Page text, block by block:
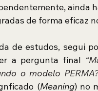
ainda
de forma eficaz
de estudos, segui
a pergunta final
o modelo
(Meaning) no